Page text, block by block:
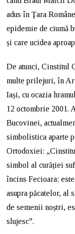
adus în Ţara
epidemie de ciumă
și care ucidea
De atunci, Cinstitul
multe prilejuri, în
Iași, cu ocazia
12 octombrie 2001.
Bucovinei,
simbolistica aparte
Ortodoxiei:
simbol al curăției
încins Fecioara;
asupra păcatelor, al
de semenii noștri,
slujesc”.